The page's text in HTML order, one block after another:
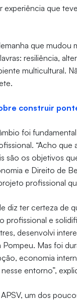
experiência que
que
resiliência,
multicultural.
construir
foi
“Acho
são os objetivos
e Direito de
profissional
diz ter certeza de
profissional e
desenvolvi
Pompeu. Mas foi
economia
entorno”,
um dos